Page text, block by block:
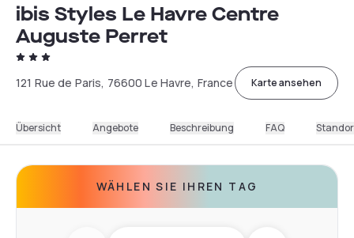
ibis Styles Le Havre Centre
Auguste Perret
121 Rue de Paris, 76600 Le Havre, France Karte ansehen
Übersicht Angebote Beschreibung FAQ
WÄHLEN SIE IHREN TAG